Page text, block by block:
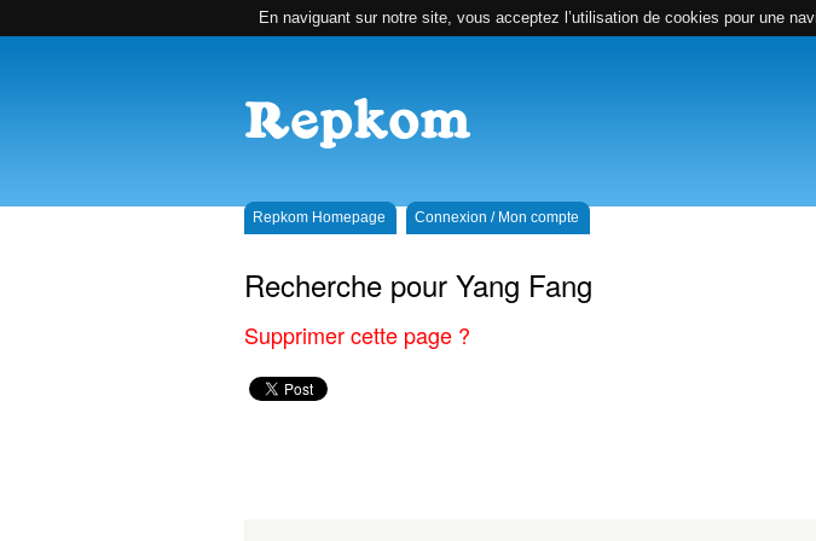
En naviguant sur notre site, vous acceptez l’utilisation de cookies pour une
Repkom Homepage Connexion / Mon compte
Recherche pour Yang Fang
Supprimer cette page ?